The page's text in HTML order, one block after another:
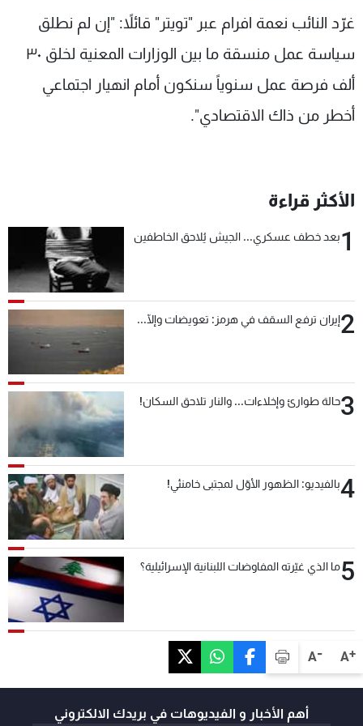
A+
A-
غرّد النائب نعمة افرام عبر "تويتر" قائلاً: "إن لم نطلق
سياسة عمل منسقة ما بين الوزارات المعنية لخلق ٣٠
ألف فرصة عمل سنوياً سنكون أمام انهيار اجتماعي
أخطر من ذاك الاقتصادي".
الأكثر قراءة
1بعد خطف عسكري... الجيش يُلاحق الخاطفين
2إيران ترفع السقف في هرمز: تعويضات وإلّا...
3حالة طوارئ وإخلاءات... والنار تلاحق السكان!
4بالفيديو: الظهور الأوّل لمجتبى خامنئي!
5ما الذي غيّرته المفاوضات اللبنانية الإسرائيلية؟
أهم الأخبار و الفيديوهات في بريدك الالكتروني
شاهد البرامج
عن MTV
الإنـتـاج
لاعلاناتكم
وظائف
تواصل معنا